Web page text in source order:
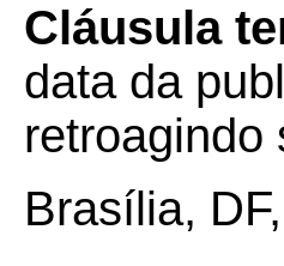
Cláusula
data da
retroagindo
Brasília,